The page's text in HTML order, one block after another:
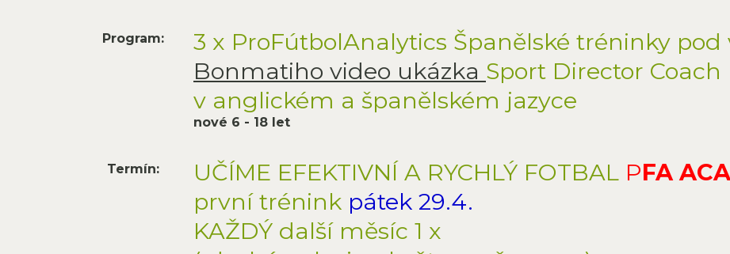
Program: 3 x ProFútbolAnalytics Španělské tréninky
Bonmatiho video ukázka Sport Director Coach
v anglickém a španělském jazyce
nové 6 - 18 let
Termín: UČÍME EFEKTIVNÍ A RYCHLÝ FOTBAL PFA
první trénink pátek 29.4.
KAŽDÝ další měsíc 1 x